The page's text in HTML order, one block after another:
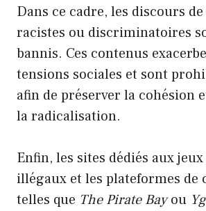
Dans ce cadre, les discours
racistes ou discriminatoires
bannis. Ces contenus
tensions sociales et sont
afin de préserver la cohésion
la radicalisation.
Enfin, les sites dédiés aux jeux
illégaux et les plateformes de
telles que The Pirate Bayou